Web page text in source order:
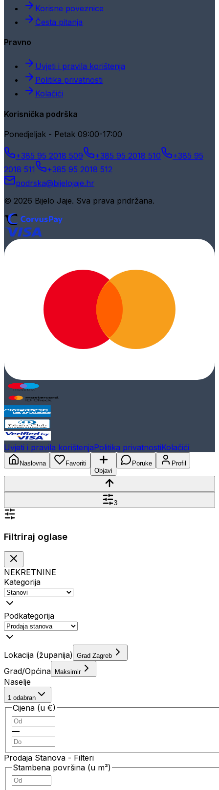
Korisne poveznice
Česta pitanja
Pravno
Uvjeti i pravila korištenja
Politika privatnosti
Kolačići
Korisnička podrška
Ponedjeljak - Petak 09:00-17:00
+385 95 2018 509 +385 95 2018 510
+385 95
2018 511
+385 95 2018 512
podrska@bijelojaje.hr
© 2026 Bijelo Jaje. Sva prava pridržana.
Uvjeti i pravila korištenjaPolitika privatnostiKolačići
Naslovna
Favoriti
Objavi
Poruke Profil
3
Filtriraj oglase
NEKRETNINE
Kategorija
Podkategorija
Lokacija (županija) Grad Zagreb
Grad/Općina Maksimir
Naselje
1 odabran
Cijena (u €)
—
Prodaja Stanova - Filteri
Stambena površina (u m²)